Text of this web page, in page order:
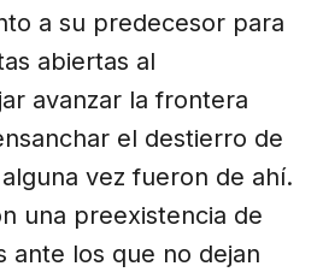
a su predecesor para
abiertas al
avanzar la frontera
el destierro de
vez fueron de ahí.
una preexistencia de
ante los que no dejan